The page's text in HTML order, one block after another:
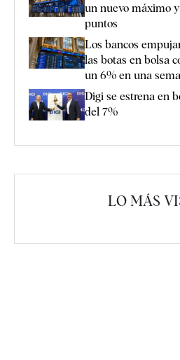
un nuevo máximo
puntos
Los bancos
las botas en bolsa
un 6% en una
Digi se estrena en
del 7%
LO MÁS